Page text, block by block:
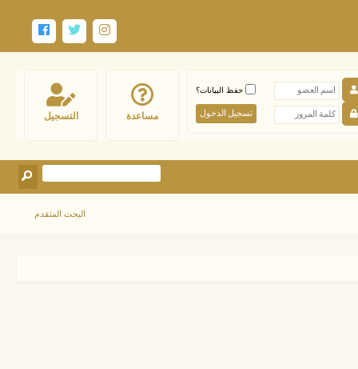
التسجيل مساعدة
حفظ البيانات؟
البحث المتقدم